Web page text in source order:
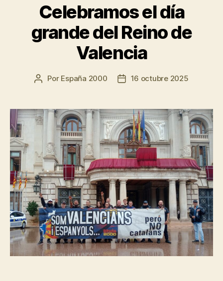
Celebramos el día
grande del Reino de
Valencia
Por España 2000 16 octubre 2025